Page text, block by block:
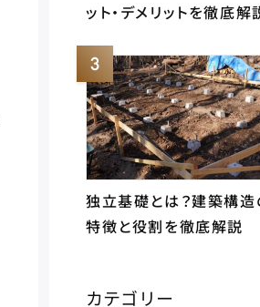
ット・デメリットを徹底解
独立基礎とは？建築構造
特徴と役割を徹底解説
カテゴリー